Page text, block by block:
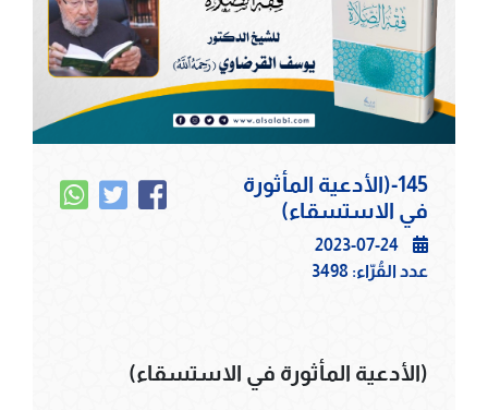
145-(الأدعية المأثورة
في الاستسقاء)
2023-07-24
عدد القُرّاء: 3498
(الأدعية المأثورة في الاستسقاء)